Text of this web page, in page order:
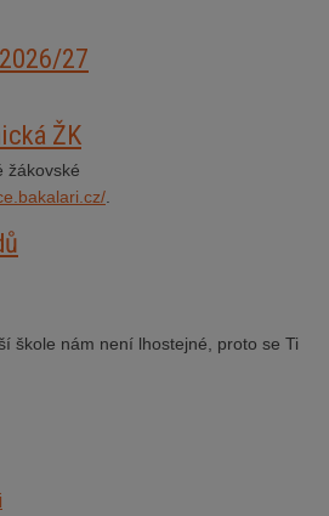
27
ŽK
žákovské
škole nám není lhostejné, proto se Ti